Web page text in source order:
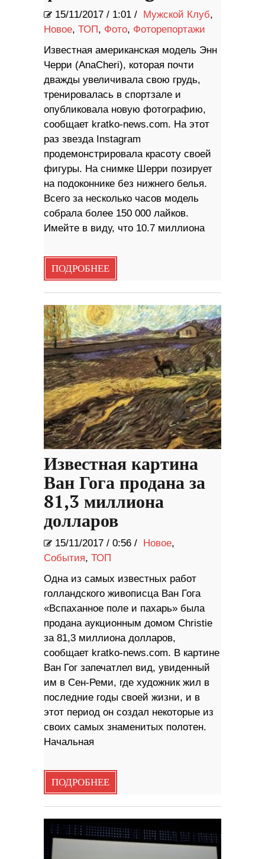
15/11/2017 / 1:01 / Мужской Клуб,
Новое, ТОП, Фото, Фоторепортажи
Известная американская модель Энн
Черри (AnaCheri), которая почти
дважды увеличивала свою грудь,
тренировалась в спортзале и
опубликовала новую фотографию,
сообщает kratko-news.com. На этот
раз звезда Instagram
продемонстрировала красоту своей
фигуры. На снимке Шерри позирует
на подоконнике без нижнего белья.
Всего за несколько часов модель
собрала более 150 000 лайков.
Имейте в виду, что 10.7 миллиона
ПОДРОБНЕЕ
Известная картина
Ван Гога продана за
81,3 миллиона
долларов
15/11/2017 / 0:56 / Новое,
События, ТОП
Одна из самых известных работ
голландского живописца Ван Гога
«Вспаханное поле и пахарь» была
продана аукционным домом Christie
за 81,3 миллиона долларов,
сообщает kratko-news.com. В картине
Ван Гог запечатлел вид, увиденный
им в Сен-Реми, где художник жил в
последние годы своей жизни, и в
этот период он создал некоторые из
своих самых знаменитых полотен.
Начальная
ПОДРОБНЕЕ